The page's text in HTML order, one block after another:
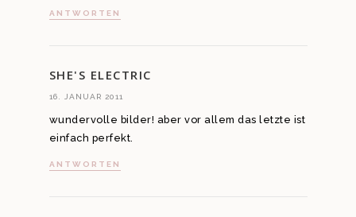
ANTWORTEN
SHE'S ELECTRIC
16. JANUAR 2011
wundervolle bilder! aber vor allem das letzte ist
einfach perfekt.
ANTWORTEN